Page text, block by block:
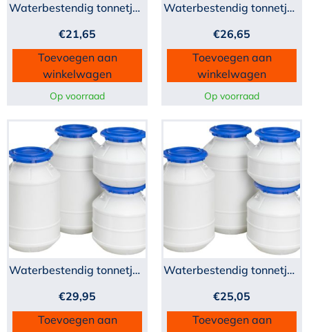
Op voorraad
Waterbestendig tonnetje...
€21,65
Toevoegen aan
winkelwagen
Op voorraad
Waterbestendig tonnetje...
€26,65
Toevoegen aan
winkelwagen
Waterbestendig tonnetje...
€29,95
Toevoegen aan
Waterbestendig tonnetje...
€25,05
Toevoegen aan